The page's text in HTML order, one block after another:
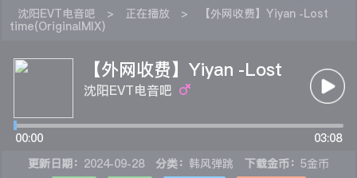
沈阳EVT电音吧 > 正在播放 >
【外网收费】Yiyan -Lost
time(OriginalMIX)
【外网收费】Yiyan -Lost
time(OriginalMIX)
沈阳EVT电音吧
00:00
03:08
更新日期： 2024-09-28 分类： 韩风弹跳 下载金币： 5金币